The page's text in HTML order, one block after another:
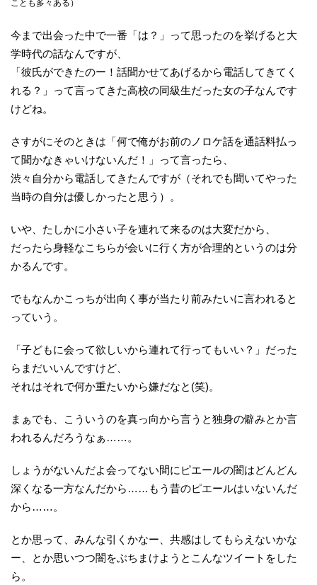
ことも多々ある）
今まで出会った中で一番「は？」って思ったのを挙げると大
学時代の話なんですが、
「彼氏ができたのー！話聞かせてあげるから電話してきてく
れる？」って言ってきた高校の同級生だった女の子なんです
けどね。
さすがにそのときは「何で俺がお前のノロケ話を通話料払っ
て聞かなきゃいけないんだ！」って言ったら、
渋々自分から電話してきたんですが（それでも聞いてやった
当時の自分は優しかったと思う）。
いや、たしかに小さい子を連れて来るのは大変だから、
だったら身軽なこちらが会いに行く方が合理的というのは分
かるんです。
でもなんかこっちが出向く事が当たり前みたいに言われると
っていう。
「子どもに会って欲しいから連れて行ってもいい？」だった
らまだいいんですけど、
それはそれで何か重たいから嫌だなと(笑)。
まぁでも、こういうのを真っ向から言うと独身の僻みとか言
われるんだろうなぁ……。
しょうがないんだよ会ってない間にピエールの闇はどんどん
深くなる一方なんだから……もう昔のピエールはいないんだ
から……。
とか思って、みんな引くかなー、共感はしてもらえないかな
ー、とか思いつつ闇をぶちまけようとこんなツイートをした
ら。